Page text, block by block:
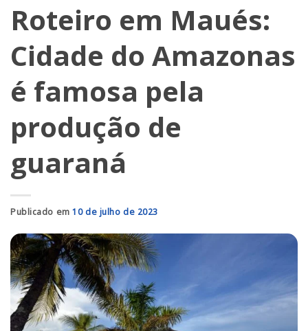
Roteiro em Maués:
Cidade do Amazonas
é famosa pela
produção de
guaraná
Publicado em10 de julho de 2023